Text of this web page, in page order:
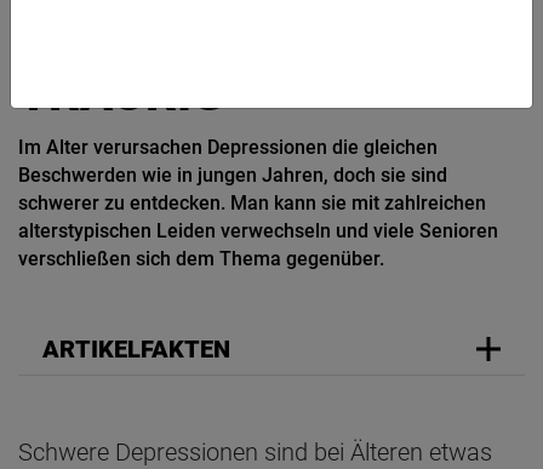
TRAURIG
Im Alter verursachen Depressionen die gleichen
Beschwerden wie in jungen Jahren, doch sie sind
schwerer zu entdecken. Man kann sie mit zahlreichen
alterstypischen Leiden verwechseln und viele Senioren
verschließen sich dem Thema gegenüber.
ARTIKELFAKTEN
Schwere Depressionen sind bei Älteren etwas